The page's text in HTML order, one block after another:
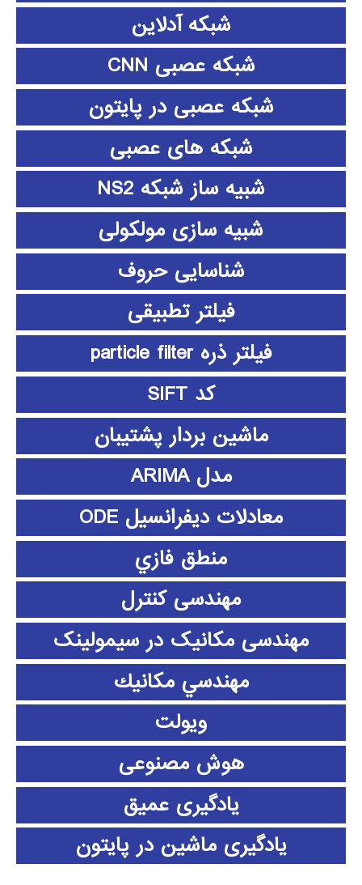
شبکه آدلاین
شبکه عصبی CNN
شبکه عصبی در پایتون
شبکه های عصبی
شبیه ساز شبکه NS2
شبیه سازی مولکولی
شناسایی حروف
فیلتر تطبیقی
فیلتر ذره particle filter
کد SIFT
ماشین بردار پشتیبان
مدل ARIMA
معادلات دیفرانسیل ODE
منطق فازي
مهندسی کنترل
مهندسی مکانیک در سیمولینک
مهندسي مكانيك
ویولت
هوش مصنوعی
یادگیری عمیق
یادگیری ماشین در پایتون